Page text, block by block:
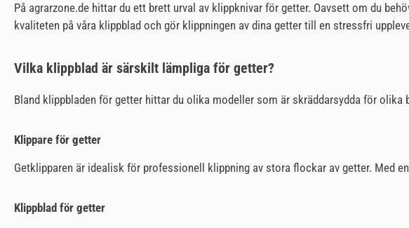
På agrarzone.de hittar du ett brett urval av klippknivar för getter. Oavsett om du
kvaliteten på våra klippblad och gör klippningen av dina getter till en stressfri
Vilka klippblad är särskilt lämpliga för getter?
Bland klippbladen för getter hittar du olika modeller som är skräddarsydda för olika
Klippare för getter
Getklipparen är idealisk för professionell klippning av stora flockar av getter. Med
Klippblad för getter